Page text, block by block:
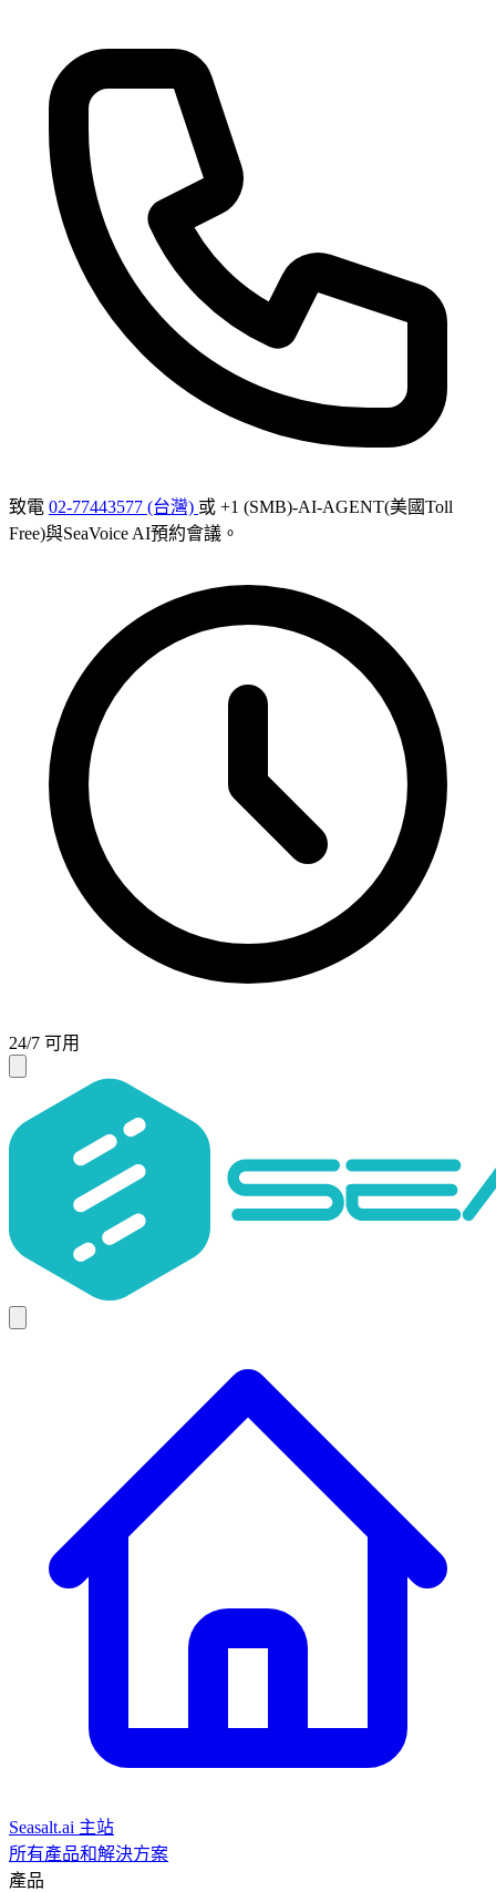
致電 02-77443577 (台灣) 或 +1 (SMB)-AI-AGENT(美國Toll
Free)與SeaVoice AI預約會議。
24/7 可用
Seasalt.ai 主站
所有產品和解決方案
產品